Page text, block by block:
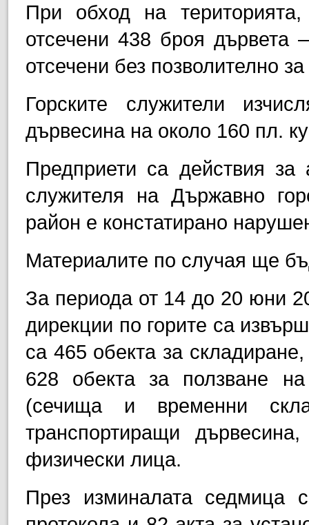
При обход на територията,
отсечени 438 броя дървета
отсечени без позволително
Горските служители
дървесина на около 160 пл.
Предприети са действия за
служителя на Държавно
район е констатирано
Материалите по случая ще
За периода от 14 до 20 юни
дирекции по горите са
са 465 обекта за
628 обекта за ползване на
(сечища и временни
транспортиращи
физически лица.
През изминалата седмица